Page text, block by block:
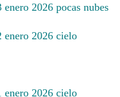
enero 2026 pocas nubes